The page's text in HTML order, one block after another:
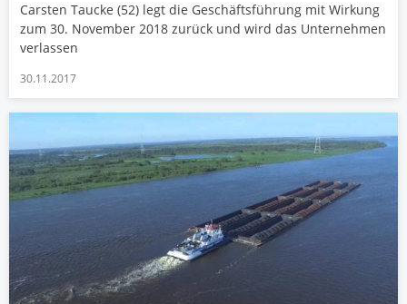
Carsten Taucke (52) legt die Geschäftsführung mit Wirkung
zum 30. November 2018 zurück und wird das Unternehmen
verlassen
30.11.2017